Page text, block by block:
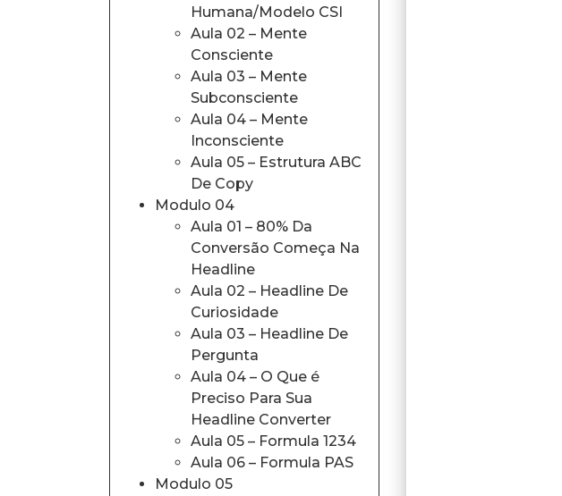
Humana/Modelo CSI
Aula 02 – Mente
Consciente
Aula 03 – Mente
Subconsciente
Aula 04 – Mente
Inconsciente
Aula 05 – Estrutura ABC
De Copy
Modulo 04
Aula 01 – 80% Da
Conversão Começa Na
Headline
Aula 02 – Headline De
Curiosidade
Aula 03 – Headline De
Pergunta
Aula 04 – O Que é
Preciso Para Sua
Headline Converter
Aula 05 – Formula 1234
Aula 06 – Formula PAS
Modulo 05